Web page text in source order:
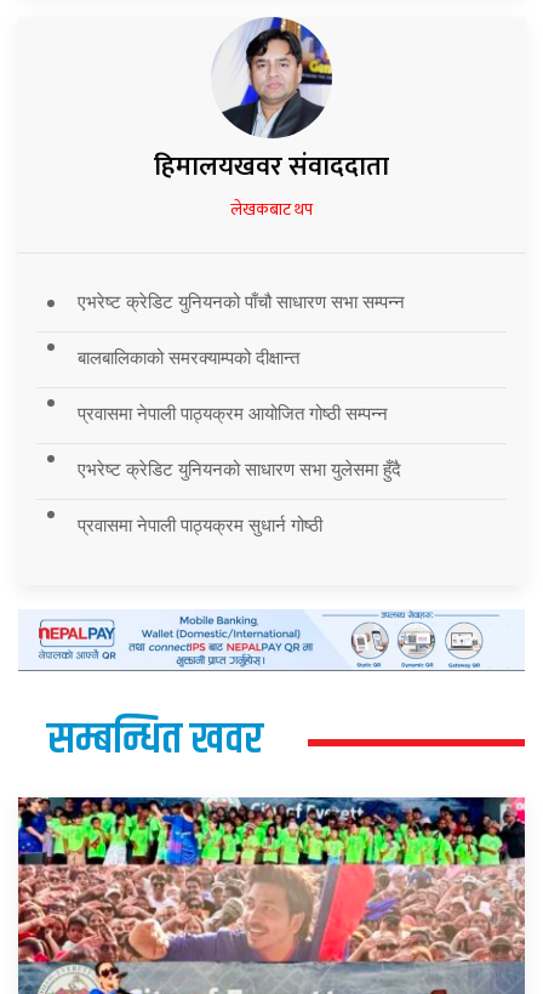
हिमालयखवर संवाददाता
लेखकबाट थप
एभरेष्ट क्रेडिट युनियनको पाँचौ साधारण सभा सम्पन्न
बालबालिकाको समरक्याम्पको दीक्षान्त
प्रवासमा नेपाली पाठ्यक्रम आयोजित गोष्ठी सम्पन्न
एभरेष्ट क्रेडिट युनियनको साधारण सभा युलेसमा हुँदै
प्रवासमा नेपाली पाठ्यक्रम सुधार्न गोष्ठी
सम्बन्धित खवर